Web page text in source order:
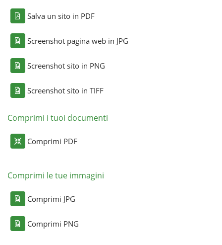
Salva un sito in PDF
Screenshot pagina web in JPG
Screenshot sito in PNG
Screenshot sito in TIFF
Comprimi i tuoi documenti
Comprimi PDF
Comprimi le tue immagini
Comprimi JPG
Comprimi PNG